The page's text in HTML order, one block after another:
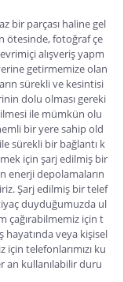
bir parçası haline gel
ötesinde, fotoğraf çe
alışveriş yapm
getirmemize olan
sürekli ve kesintisi
dolu olması gereki
ile mümkün olu
bir yere sahip old
sürekli bir bağlantı k
için şarj edilmiş bir
enerji depolamaların
Şarj edilmiş bir telef
duyduğumuzda ul
çağırabilmemiz için t
hayatında veya kişisel
telefonlarımızı ku
an kullanılabilir duru